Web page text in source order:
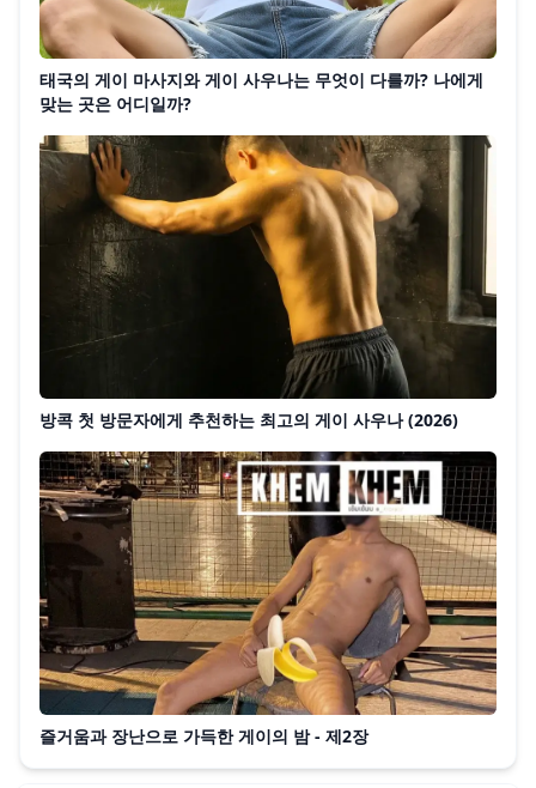
태국의 게이 마사지와 게이 사우나는 무엇이 다를까? 나에게
맞는 곳은 어디일까?
방콕 첫 방문자에게 추천하는 최고의 게이 사우나 (2026)
즐거움과 장난으로 가득한 게이의 밤 - 제2장